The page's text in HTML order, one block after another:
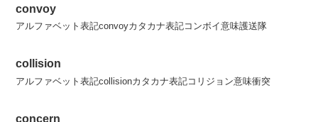
convoy
アルファベット表記convoyカタカナ表記コンボイ意味護送隊
collision
アルファベット表記collisionカタカナ表記コリジョン意味衝突
concern